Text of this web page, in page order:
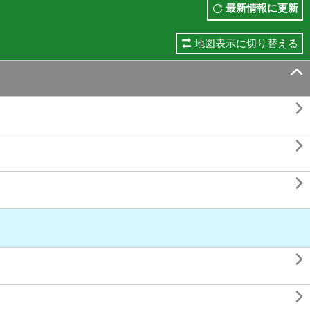
最新情報に更新
地図表示に切り替える





